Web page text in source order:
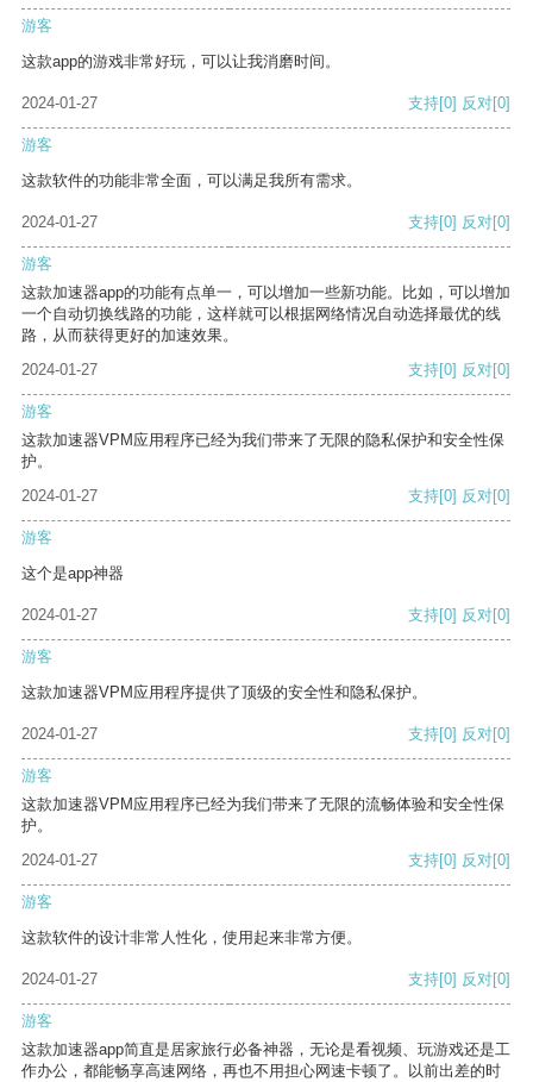
游客
这款app的游戏非常好玩，可以让我消磨时间。
2024-01-27 支持[0] 反对[0]
游客
这款软件的功能非常全面，可以满足我所有需求。
2024-01-27 支持[0] 反对[0]
游客
这款加速器app的功能有点单一，可以增加一些新功能。比如，可以增加
一个自动切换线路的功能，这样就可以根据网络情况自动选择最优的线
路，从而获得更好的加速效果。
2024-01-27
支持[0] 反对[0]
游客
这款加速器VPM应用程序已经为我们带来了无限的隐私保护和安全性保
护。
2024-01-27
支持[0] 反对[0]
游客
这个是app神器
2024-01-27 支持[0] 反对[0]
游客
这款加速器VPM应用程序提供了顶级的安全性和隐私保护。
2024-01-27 支持[0] 反对[0]
游客
这款加速器VPM应用程序已经为我们带来了无限的流畅体验和安全性保
护。
2024-01-27
支持[0] 反对[0]
游客
这款软件的设计非常人性化，使用起来非常方便。
2024-01-27 支持[0] 反对[0]
游客
这款加速器app简直是居家旅行必备神器，无论是看视频、玩游戏还是工
作办公，都能畅享高速网络，再也不用担心网速卡顿了。以前出差的时